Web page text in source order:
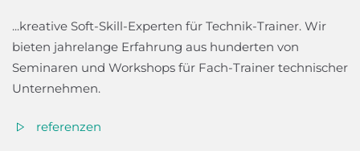
...kreative Soft-Skill-Experten für Technik-Trainer. Wir
bieten jahrelange Erfahrung aus hunderten von
Seminaren und Workshops für Fach-Trainer technischer
Unternehmen.
referenzen